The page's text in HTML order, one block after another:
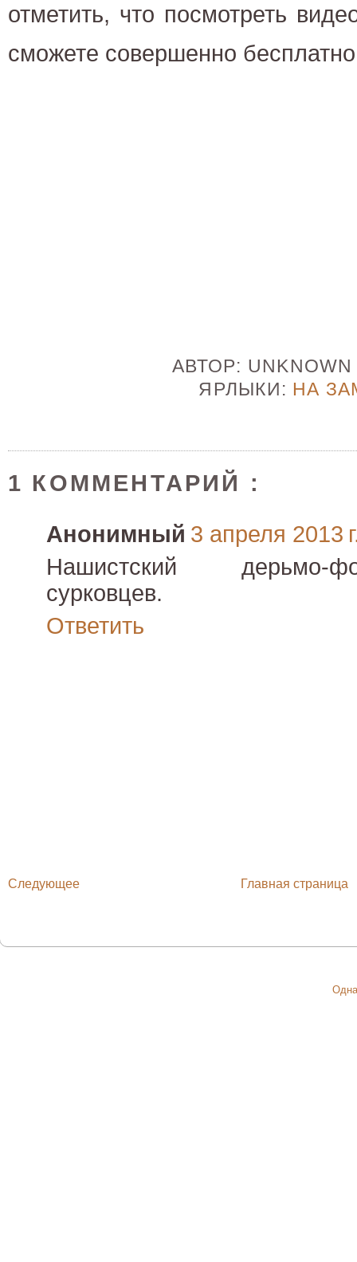
отметить, что посмотреть
сможете совершенно
АВТОР:
ЯРЛЫКИ: НА
1 КОММЕНТАРИЙ :
Анонимный 3 апреля 2013
Нашистский дерьмо-
сурковцев.
Ответить
Следующее Главная страница